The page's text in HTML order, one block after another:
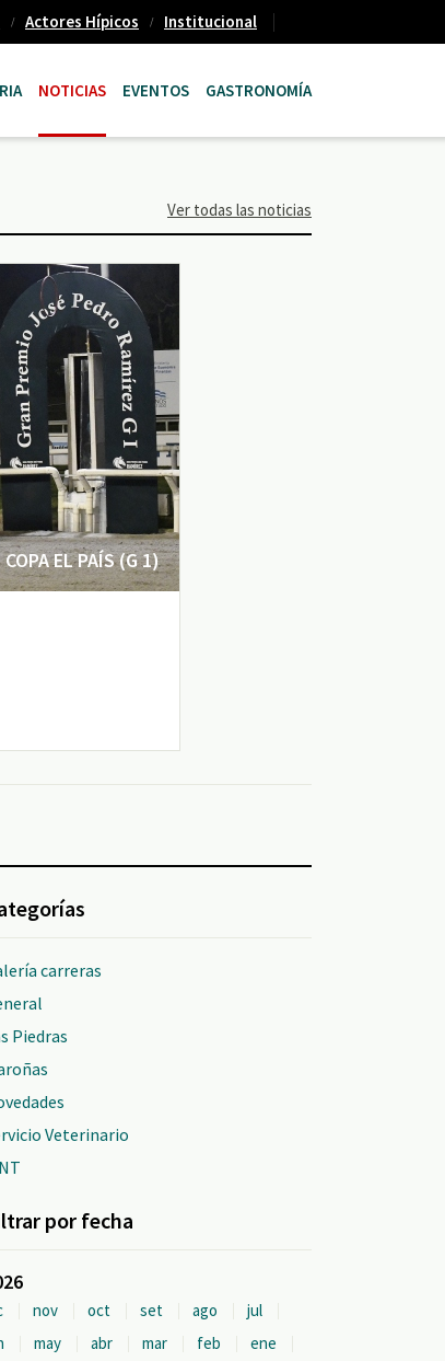
Actores Hípicos Institucional
NOTICIAS EVENTOS GASTRONOMÍA
Ver todas las noticias
EL PAÍS (G 1)
carreras
Piedras
Veterinario
por fecha
nov oct set ago
jul
may abr mar feb ene